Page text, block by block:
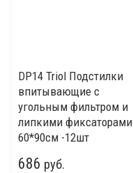
DP14 Triol Подстилки
впитывающие с
угольным фильтром и
липкими фиксаторами
60*90см -12шт
686 руб.